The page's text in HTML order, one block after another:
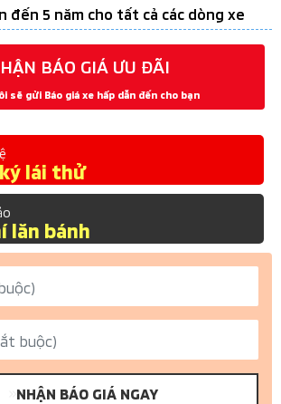
đến 5 năm cho tất cả các dòng xe
BÁO GIÁ ƯU ĐÃI
sẽ gửi Báo giá xe hấp dẫn đến cho bạn
lái thử
lăn bánh
NHẬN BÁO GIÁ NGAY